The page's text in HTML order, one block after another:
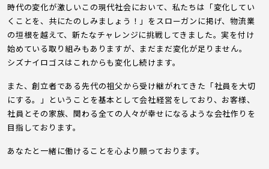
時代の変化が激しいこの現代社会において、私たちは「変化してい
くことを、共にたのしみましょう！」をスローガンに掲げ、物流業
の垣根を越えて、新たなチャレンジに挑戦してきました。実を付け
始めている取り組みもありますが、まだまだ変化が足りません。
シズナイロゴスはこれからも変化し続けます。
また、創立者である先代の祖父から受け継がれてきた「社員を大切
にする。」ということを基本として会社経営をしており、お客様、
社員とその家族、関わる全ての人々が幸せになるような会社作りを
目指しております。
あなたと一緒に働けることを心より願っております。